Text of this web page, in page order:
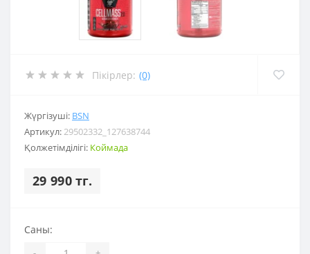
Пікірлер: (0)
Жүргізуші: BSN
Артикул:29502332_127638744
Қолжетімділігі: Коймада
29 990 тг.
Саны: